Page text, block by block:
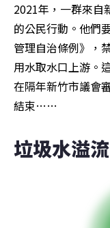
2021年，一群來自
的公民行動。他們
管理自治條例》，
用水取水口上游。
在隔年新竹市議會
結束……
垃圾水溢